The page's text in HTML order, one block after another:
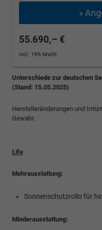
»
55.690,– €
incl. 19% MwSt.
Unterschiede zur deutschen
(Stand: 15.05.2025)
Herstelleränderungen und
Gewähr.
Life
Mehrausstattung:
Sonnenschutzrollo für
Minderausstattung: